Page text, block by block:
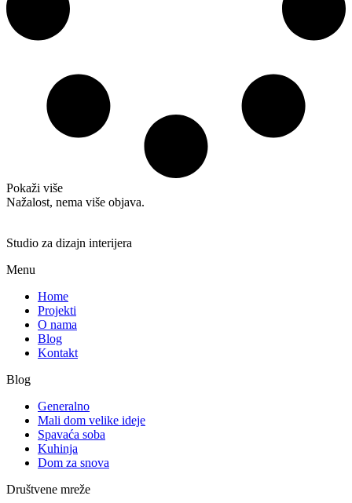
Pokaži više
Nažalost, nema više objava.
Studio za dizajn interijera
Menu
Home
Projekti
O nama
Blog
Kontakt
Blog
Generalno
Mali dom velike ideje
Spavaća soba
Kuhinja
Dom za snova
Društvene mreže